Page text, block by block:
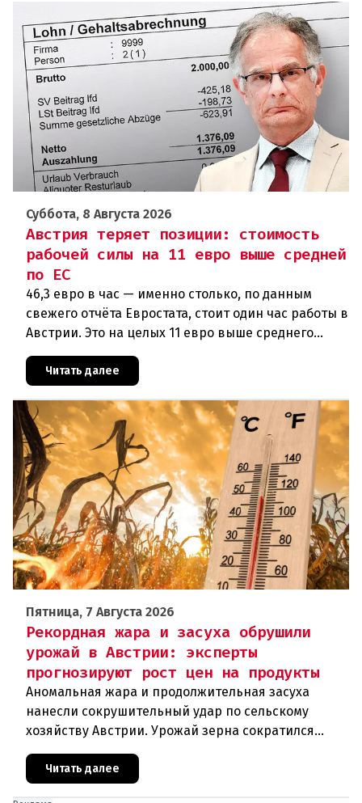
Суббота, 8 Августа 2026
Австрия теряет позиции: стоимость
рабочей силы на 11 евро выше средней
по ЕС
46,3 евро в час — именно столько, по данным
свежего отчёта Евростата, стоит один час работы в
Австрии. Это на целых 11 евро выше среднего
показателя по ЕС (34,9 евро). Особенно наглядно
конкурентное о
Читать далее
Пятница, 7 Августа 2026
Рекордная жара и засуха обрушили
урожай в Австрии: эксперты
прогнозируют рост цен на продукты
Аномальная жара и продолжительная засуха
нанесли сокрушительный удар по сельскому
хозяйству Австрии. Урожай зерна сократился
потери достигают 80 процентов.
Читать далее